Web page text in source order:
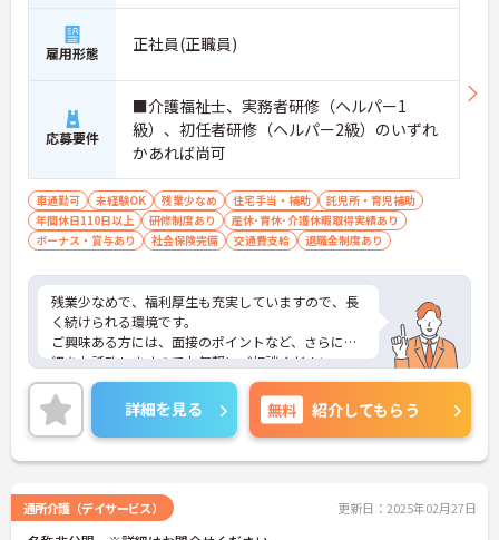
雇用形態 正社員(正職員)
応募要件
■介護福祉士、実務者研修（ヘルパー1
級）、初任者研修（ヘルパー2級）のいずれ
かあれば尚可
車通勤可 未経験OK 残業少なめ 住宅手当・補助
託児所・育児補助
年間休日110日以上
研修制度あり
産休･育休･介護休暇取得実績あり
ボーナス・賞与あり
社会保険完備 交通費支給 退職金制度あり
残業少なめで、福利厚生も充実していますので、長
く続けられる環境です。
ご興味ある方には、面接のポイントなど、さらに詳
細をお話致しますのでお気軽にご相談ください。
詳細を見る 無料 紹介してもらう
通所介護（デイサービス） 更新日：2025年02月27日